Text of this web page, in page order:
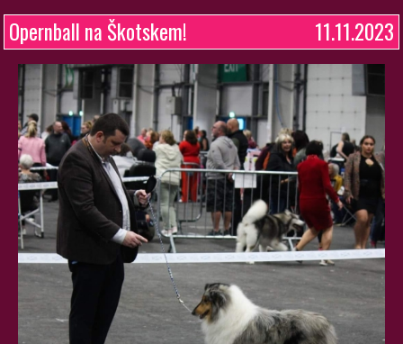
Opernball na Škotskem! 11.11.2023